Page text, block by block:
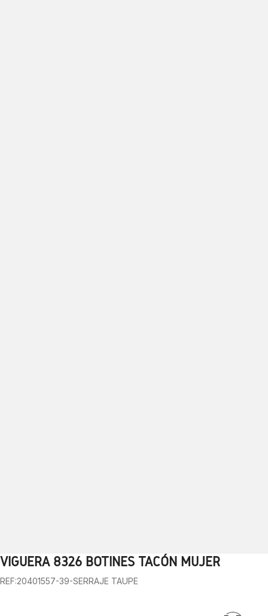
1 2 3 4 5 6 7 8 9
VIGUERA 8326 BOTINES TACÓN MUJER
REF:20401557-39-SERRAJE TAUPE